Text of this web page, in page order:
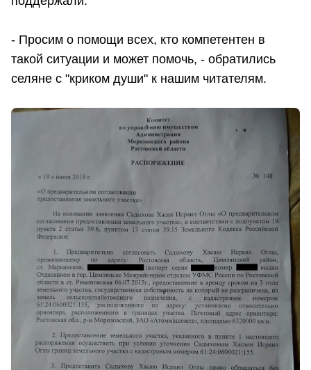
- Просим о помощи всех, кто компетентен в
такой ситуации и может помочь, - обратились
селяне с "криком души" к нашим читателям.